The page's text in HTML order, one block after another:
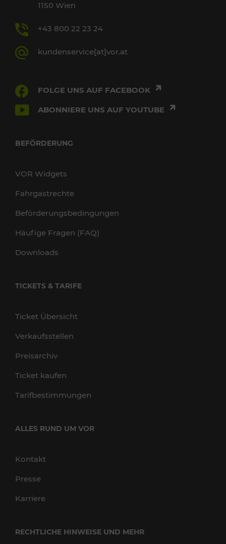
1150 Wien
+43 800 22 23 24
kundenservice[at]vor.at
FOLGE UNS AUF FACEBOOK
ABONNIERE UNS AUF YOUTUBE
BEFÖRDERUNG
VOR Widgets
Fahrgastrechte
Beförderungsbedingungen
Häufige Fragen (FAQ)
Downloads
TICKETS & TARIFE
Ticket Übersicht
Verkaufsstellen
Preisarchiv
Ticket kaufen
Tarifbestimmungen
ALLES RUND UM VOR
Kontakt
Presse
Karriere
RECHTLICHE HINWEISE UND MEHR